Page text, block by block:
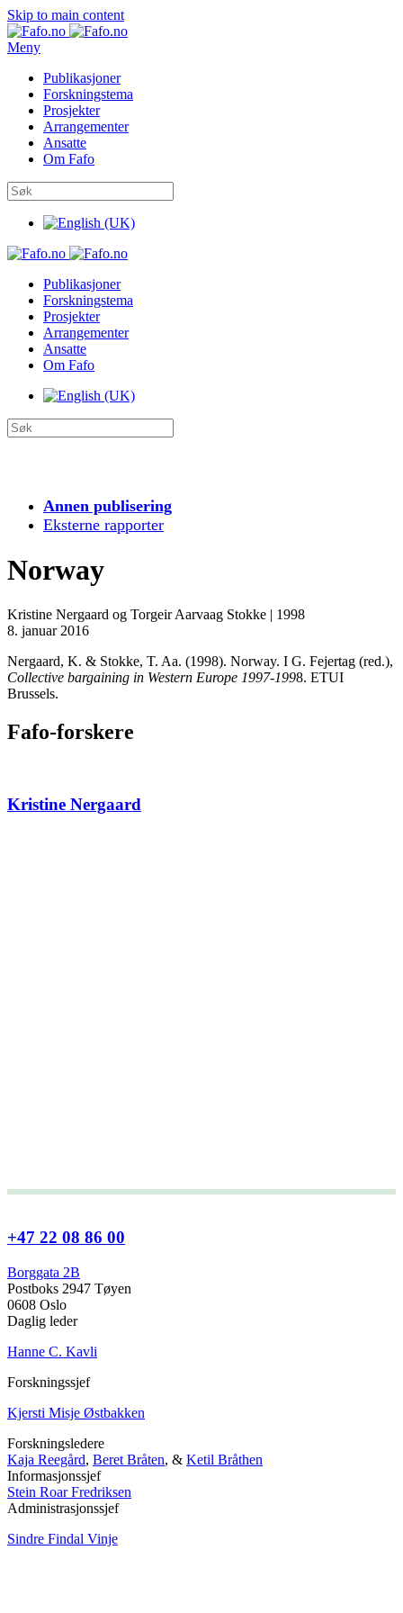
Skip to main content
Meny
Publikasjoner
Forskningstema
Prosjekter
Arrangementer
Ansatte
Om Fafo
Publikasjoner
Forskningstema
Prosjekter
Arrangementer
Ansatte
Om Fafo
Annen publisering
Eksterne rapporter
Norway
Kristine Nergaard og Torgeir Aarvaag Stokke | 1998
8. januar 2016
Nergaard, K. & Stokke, T. Aa. (1998). Norway. I G. Fejertag (red.),
Collective bargaining in Western Europe 1997-1998. ETUI
Brussels.
Fafo-forskere
Kristine Nergaard
+47 22 08 86 00
Borggata 2B
Postboks 2947 Tøyen
0608 Oslo
Daglig leder
Hanne C. Kavli
Forskningssjef
Kjersti Misje Østbakken
Forskningsledere
Kaja Reegård, Beret Bråten, & Ketil Bråthen
Informasjonssjef
Stein Roar Fredriksen
Administrasjonssjef
Sindre Findal Vinje